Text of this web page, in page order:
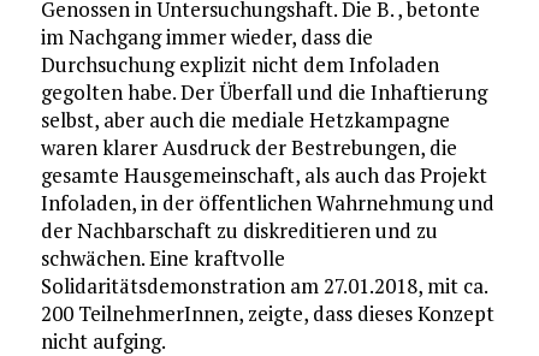
Genossen in Untersuchungshaft. Die B. , betonte
im Nachgang immer wieder, dass die
Durchsuchung explizit nicht dem Infoladen
gegolten habe. Der Überfall und die Inhaftierung
selbst, aber auch die mediale Hetzkampagne
waren klarer Ausdruck der Bestrebungen, die
gesamte Hausgemeinschaft, als auch das Projekt
Infoladen, in der öffentlichen Wahrnehmung und
der Nachbarschaft zu diskreditieren und zu
schwächen. Eine kraftvolle
Solidaritätsdemonstration am 27.01.2018, mit ca.
200 TeilnehmerInnen, zeigte, dass dieses Konzept
nicht aufging.